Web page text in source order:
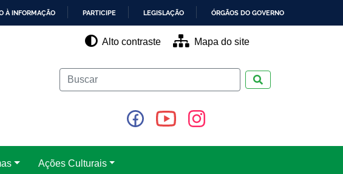
À INFORMAÇÃO PARTICIPE LEGISLAÇÃO ÓRGÃOS DO GOVERNO
Alto contraste Mapa do site
Ações Culturais